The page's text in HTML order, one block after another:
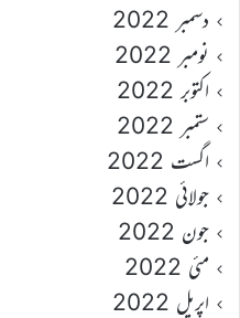
دسمبر 2022
نومبر 2022
اکتوبر 2022
ستمبر 2022
اگست 2022
جولائی 2022
جون 2022
مئی 2022
اپریل 2022